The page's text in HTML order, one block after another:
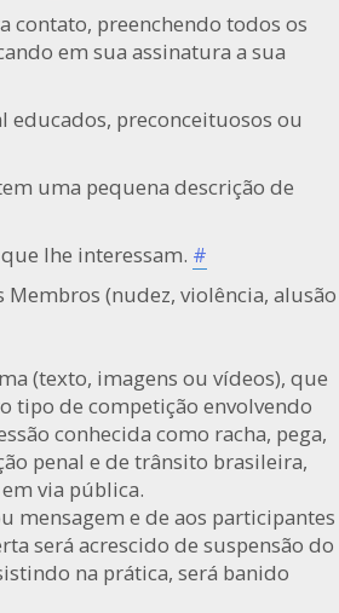
contato, preenchendo todos os
em sua assinatura a sua
educados, preconceituosos ou
uma pequena descrição de
lhe interessam. #
(nudez, violência, alusão
(texto, imagens ou vídeos), que
tipo de competição envolvendo
conhecida como racha, pega,
penal e de trânsito brasileira,
via pública.
mensagem e de aos participantes
será acrescido de suspensão do
na prática, será banido